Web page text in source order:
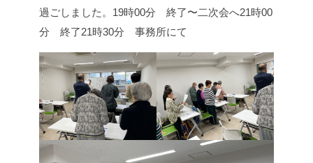
過ごしました。 19時00分 終了〜二次会へ21時00
分 終了21時30分 事務所にて